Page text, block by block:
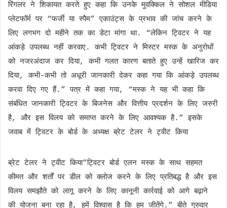
रिंगलर ने शिकायत करते हुए कहा कि उनके मुवक्किल ने सोशल मीडिया
प्लेटफॉर्म पर “फर्जी या स्पैम” एकाउंट्स के प्रभाव की जांच करने के
लिए लगभग दो महीने तक का डेटा मांगा था. “लेकिन ट्विटर ने यह
आंकड़े उपलब्ध नहीं करवाए. कभी ट्विटर ने मिस्टर मस्क के अनुरोधों
को नजरअंदाज कर दिया, कभी गलत कारण बताते हुए उन्हें खारिज कर
दिया, कभी-कभी तो अधूरी जानकारी देकर कहा गया कि आंकड़े उपलब्ध
करवा दिए गए हैं.” पत्र में कहा गया, “मस्क ने यह भी कहा कि
संबंधित जानकारी ट्विटर के बिजनेस और वित्तीय प्रदर्शन के लिए जरुरी
है, और इस विलय को समाप्त करने के लिए आवश्यक है.” इसके
जवाब में ट्विटर के बोर्ड के अध्यक्ष ब्रेट टेलर ने ट्वीट किया
ब्रेट टेलर ने ट्वीट किया”ट्विटर बोर्ड एलन मस्क के साथ सहमत
कीमत और शर्तों पर डील को क्लोज करने के लिए प्रतिबद्ध है और इस
विलय समझौते को लागू करने के लिए कानूनी कार्रवाई को आगे बढ़ाने
की योजना बना रहा है, हमें विश्वास है कि हम जीतेंगे.” बीते गुरुवार